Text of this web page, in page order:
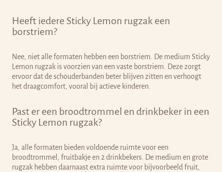
Heeft iedere Sticky Lemon rugzak een
borstriem?
Nee, niet alle formaten hebben een borstriem. De medium Sticky
Lemon rugzak is voorzien van een vaste borstriem. Deze zorgt
ervoor dat de schouderbanden beter blijven zitten en verhoogt
het draagcomfort, vooral bij actieve kinderen.
Past er een broodtrommel en drinkbeker in een
Sticky Lemon rugzak?
Ja, alle formaten bieden voldoende ruimte voor een
broodtrommel, fruitbakje en 2 drinkbekers. De medium en grote
rugzak hebben daarnaast extra ruimte voor bijvoorbeeld fruit,